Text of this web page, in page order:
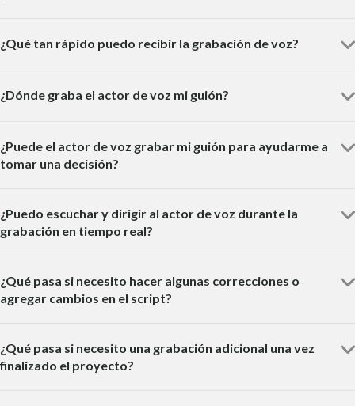
¿Qué tan rápido puedo recibir la grabación de voz?
¿Dónde graba el actor de voz mi guión?
¿Puede el actor de voz grabar mi guión para ayudarme a
tomar una decisión?
¿Puedo escuchar y dirigir al actor de voz durante la
grabación en tiempo real?
¿Qué pasa si necesito hacer algunas correcciones o
agregar cambios en el script?
¿Qué pasa si necesito una grabación adicional una vez
finalizado el proyecto?